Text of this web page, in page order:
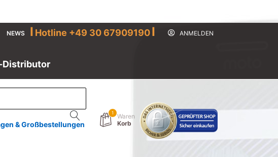
NEWS I Hotline +49 30 67909190I ANMELDEN
Distributor
& Großbestellungen
1
Waren
Korb